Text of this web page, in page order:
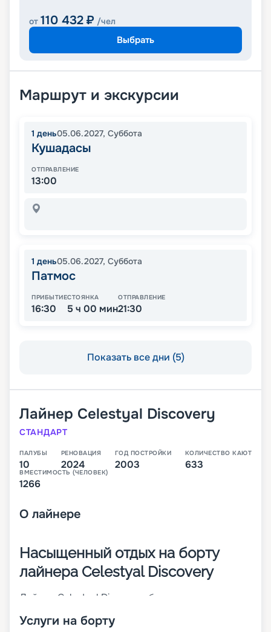
от 110 432 ₽ /чел
Выбрать
Маршрут и экскурсии
1 день05.06.2027, Суббота
Кушадасы
ОТПРАВЛЕНИЕ
13:00
1 день05.06.2027, Суббота
Патмос
ПРИБЫТИЕ
16:30
СТОЯНКА
5 ч 00 мин
ОТПРАВЛЕНИЕ
21:30
Показать все дни (5)
Лайнер Celestyal Discovery
СТАНДАРТ
ПАЛУБЫ
10
РЕНОВАЦИЯ
2024
ГОД ПОСТРОЙКИ
2003
КОЛИЧЕСТВО КАЮТ
633
ВМЕСТИМОСТЬ (ЧЕЛОВЕК)
1266
О лайнере
Насыщенный отдых на борту
лайнера Celestyal Discovery
Лайнер Celestyal Discovery был построен и
реновацию в 2022 году и условия на его борту
Услуги на борту